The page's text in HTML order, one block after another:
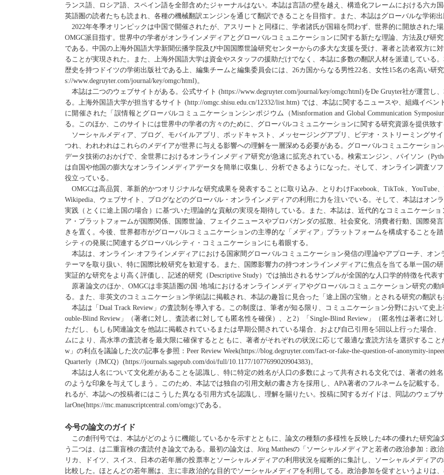
ランス語、ロシア語、スペイン語を全部含めたジャーナルはない。本誌は言語の壁を越え、構造化フレームにおける六カ
英語圏の読者たちも読まれ、各種の機械翻訳エンジンを通じて翻訳できることを目指す。また、本誌はグローバルな学術
2022年冬季オリンピックは中国で開催された が、 アスリートと同様に、学者諸氏が国籍を問わず、世界的に 開放された
OMGC派目指す。世界中の学者がオンラインメディアとグローバルコミュニケーションに関する新たな理論、方法及び研
である 。中国の上海外国語大学新聞伝播学院及び中国国際世論研究センターからの多大な支援を受け、著者と読者双方に
ることが実現された 。また、上海外国語大学は資金やスタッフの援助だけでなく、本誌に多数の翻訳人材を派遣し ている
歴史を持つドイツの学術出版社である上、 編集チームと編集委員会には、26カ国から なる男性22名、女性15名の名高い研
s://www.degruyter.com/journal/key/omgc/html)。
本誌は二つのウェブサイトがあ る 。公式サイト (https://www.degruyter.com/journal/key/omgc/html)をDe Gruyter社が運営し
る 。上海外国語大学が担当するサイト (http://omgc.shisu.edu.cn/12332/list.htm) では、本誌に関するニュースや、組織イベン
に開催された「誤情報とグローバルコミュニケーションシンポジウム（Misnformation and Global Communication
る 。このほか、 このサイト には世界中の学者の方々のために、グローバルコミュニケーションに関する研究資源を提供致す
ソーシャルメディア、ブログ、モバイルアプリ、ポッドキャスト、メッセージングアプリ、ビデオ ・ ストリーミングサ
つれ、われわれはこれらのメデイアが世界に与える影響への理解を一層深める必要がある。グローバルコミュニケーショ
データ技術のおかげで、全世界におけるオンラインメディア研究が急速に拡充されている 。検索エンジン、パイソン（
は自国や他国の膨大なオンラインメディアデータを簡単に収集し、分析できるようにな っ た。そして、オンライン調査ソ
役立 っている 。
OMGCは高品質、革新的かつオリジナルな研究成果を発表することに取り込み、とりわけFacebook、TikTok、 YouTube、
Wikipedia、ウェブサイト、ブログなどのグローバル ・ オンラインメディアの利用に力を注いでいる 。そして、本誌はオン
実践（とくに途上国の場合）に基づいた理論的な貢献の実現を期待している 。また、本誌は、 近代的なコミュニケーショ
ア ・ プラットフォームが国際関係、国際世論、フェイクニュースやプロパガンダの拡散、社会変化、消費者行動、国際発
きを置 く 。今後、世界都市がグローバルコミュニケーションの主導的な「メディア」プラットフォームを構成することを
シティの発展に関連するグローバルシティ ・ コミュニケーションにも着眼する 。
本誌は、オンライン·オフラインメディアにおける国家間グローバルコミュニケーション発信の理論やアプローチ、オン
テーマを取り扱い、特に国際比較研究を歓迎する 。 また、 国際影響力の持つオンラインメディアに焦点を当てる単一国の
実証的な研究をより高く 評価 し、 記述的研究（Descriptive Study） では抽出されるサンプルが全国的な 人口学的特徴を代表
原著論文のほか、 OMGCは非英語圏の国·地域におけるオンラインメディアやグローバルコミュニケーション研究の動
る 。また、非英文のコミュニケーション学術誌に掲載され、本誌の趣旨に 見合った 「途上国の宝物 」と される研究の翻訳 も
本誌は 「Dual Track Review 」の査読制 を導入する 。 この制度は、筆者が知る限り、コミュニケーション分野において史上
ouble-Blind Review 」（著者に対 し 、査読者に対 しても 匿名性を確保）、と 2）「 Single-Blind Review」（匿名性は著者に対
ただし 、 もしも関連論文を他誌に掲載されているまたは早期公開されている場合、および自己引用を5回 以上行った場合、
ムにより、 高水準の査読者を最大限に確保するとともに、著者がそれぞれの状況に応じて最適な査読方法を選択すること
w 」の利点を議論 した 次の記事を参照： Peer Review Week(https://blog.degruyter.com/fact-or-fake-the-question-of-anonymity-
Quarterly （JMCQ） (https://journals.sagepub.com/doi/full/10.1177/1077699020904383)。
本誌は人名について文化差があることを認識し、特に特定の姓名が人口の多数によって共有される文化では、著者の姓
のような印象を与えてしまう 。 このため、 本誌では独自の引用文献の書き方を採用し、 APA著者のフルネームを記載する 。
れるが、本誌への投稿者にはこうした 異なる引用方式を認識し、理解を賜りたい。投稿に関するガイドは、同誌のウェブサ
larOne(https://mc.manuscriptcentral.com/omgc)である 。
今号の論文のガイド
この創刊号では、本誌がどのように機能しているかを示すとともに、論文の種類の多様性を反映した4本の優れた研究論
う二つは、は二重盲検の査読付き論文である。最初の論文は、 Jörg Matthesの「ソーシャルメディアと若者の政治参加：政
リカ、ドイツ、スイス、日本の若年層の投票率とソーシャルメディアの利用状況を縦断的に集計し、ソーシャルメディア
比較した。ほとんどの若年層は、主に非政治的な目的でソーシャルメディアを利用してる。政治参加を促すというよりは